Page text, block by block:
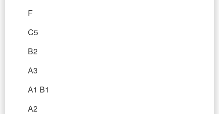
F
C5
B2
A3
A1 B1
A2